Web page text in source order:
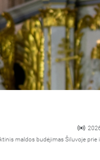
maldos budėjimas Šiluvoje prie